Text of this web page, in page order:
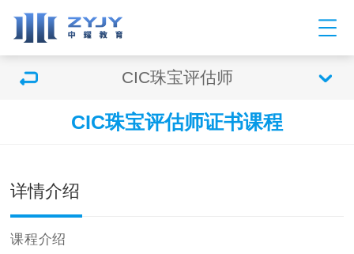
CIC珠宝评估师
CIC珠宝评估师证书课程
详情介绍
课程介绍